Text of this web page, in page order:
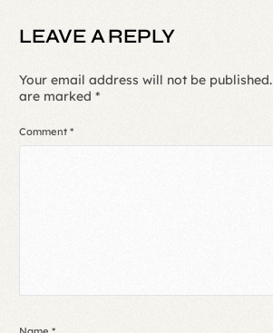
LEAVE A REPLY
Your email address will not be published.
are marked*
Comment*